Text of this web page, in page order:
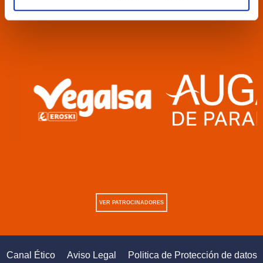
VER PATROCINADORES
Canal Ético Aviso Legal Politica de Protección de datos